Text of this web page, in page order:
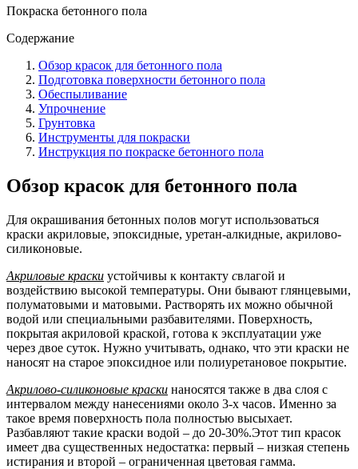
Покраска бетонного пола
Содержание
Обзор красок для бетонного пола
Подготовка поверхности бетонного пола
Обеспыливание
Упрочнение
Грунтовка
Инструменты для покраски
Инструкция по покраске бетонного пола
Обзор красок для бетонного пола
Для окрашивания бетонных полов могут использоваться
краски акриловые, эпоксидные, уретан-алкидные, акрилово-
силиконовые.
Акриловые краски устойчивы к контакту свлагой и
воздействию высокой температуры. Они бывают глянцевыми,
полуматовыми и матовыми. Растворять их можно обычной
водой или специальными разбавителями. Поверхность,
покрытая акриловой краской, готова к эксплуатации уже
через двое суток. Нужно учитывать, однако, что эти краски не
наносят на старое эпоксидное или полиуретановое покрытие.
Акрилово-силиконовые краски наносятся также в два слоя с
интервалом между нанесениями около 3-х часов. Именно за
такое время поверхность пола полностью высыхает.
Разбавляют такие краски водой – до 20-30%.Этот тип красок
имеет два существенных недостатка: первый – низкая степень
истирания и второй – ограниченная цветовая гамма.